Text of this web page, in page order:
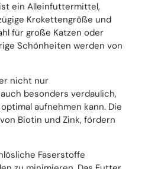
ein Alleinfuttermittel,
Krokettengröße und
für große Katzen oder
Schönheiten werden von
nicht nur
besonders verdaulich,
aufnehmen kann. Die
Biotin und Zink, fördern
Faserstoffe